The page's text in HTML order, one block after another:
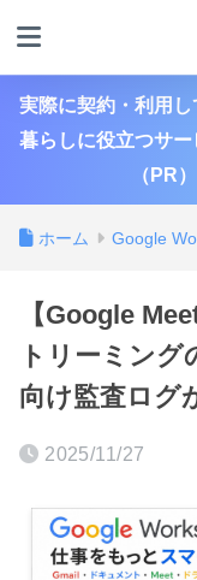
実際に契約・利用
暮らしに役立つサ
（PR
ホーム Google
【Google
トリーミング
向け監査ログ
2025/11/27